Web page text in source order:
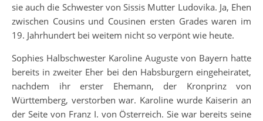
sie auch die Schwester von Sissis Mutter Ludovika. Ja, Ehen
zwischen Cousins und Cousinen ersten Grades waren im
19. Jahrhundert bei weitem nicht so verpönt wie heute.
Sophies Halbschwester Karoline Auguste von Bayern hatte
bereits in zweiter Eher bei den Habsburgern eingeheiratet,
nachdem ihr erster Ehemann, der Kronprinz von
Württemberg, verstorben war. Karoline wurde Kaiserin an
der Seite von Franz I. von Österreich. Sie war bereits seine